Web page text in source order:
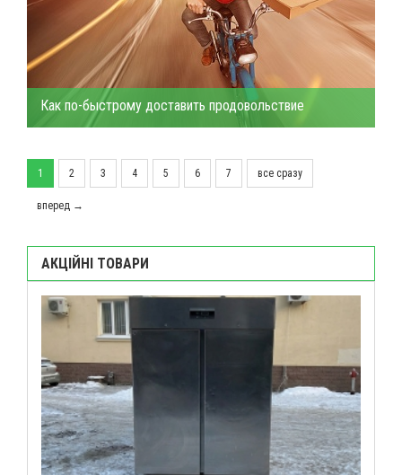
Как по-быстрому доставить продовольствие
1 2 3 4 5 6 7 все сразу
вперед →
АКЦІЙНІ ТОВАРИ